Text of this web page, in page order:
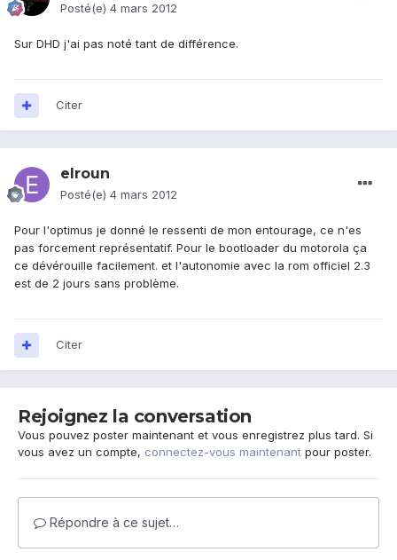
Posté(e) 4 mars 2012
Sur DHD j'ai pas noté tant de différence.
Citer
elroun
Posté(e) 4 mars 2012
Pour l'optimus je donné le ressenti de mon entourage, ce n'es
pas forcement représentatif. Pour le bootloader du motorola ça
ce dévérouille facilement. et l'autonomie avec la rom officiel 2.3
est de 2 jours sans problème.
Citer
Rejoignez la conversation
Vous pouvez poster maintenant et vous enregistrez plus tard. Si
vous avez un compte, connectez-vous maintenant pour poster.
Répondre à ce sujet…